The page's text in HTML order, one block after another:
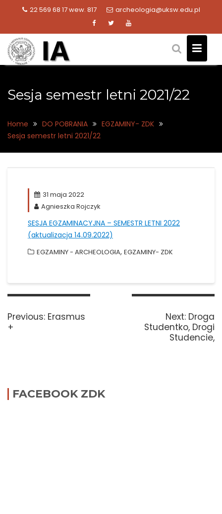
22 569 68 17 wew. 817 archeologia@uksw.edu.pl
Sesja semestr letni 2021/22
Home DO POBRANIA
EGZAMINY- ZDK
Sesja semestr letni 2021/22
31 maja 2022
Agnieszka Rojczyk
SESJA EGZAMINACYJNA – SEMESTR LETNI 2022
(aktualizacja 14.09.2022)
EGZAMINY - ARCHEOLOGIA, EGZAMINY- ZDK
Nawigacja
Previous: Previous
Erasmus
+
Next: Next
post:
Droga
Studentko, Drogi
Studencie,
FACEBOOK ZDK